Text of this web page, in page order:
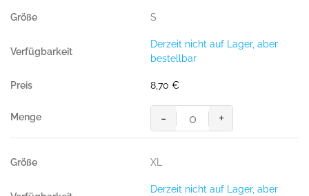
Bio-
Baumwolle
Menge
S
Derzeit nicht auf Lager, aber
bestellbar
8,70 €
HAKRO
T-
Bio-
Baumwolle
- +
XL
Derzeit nicht auf Lager, aber